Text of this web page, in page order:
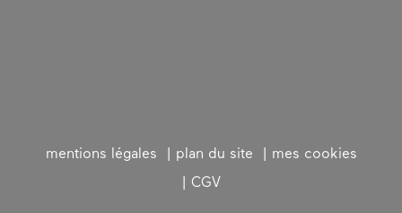
mentions légales plan du site
mes cookies
CGV